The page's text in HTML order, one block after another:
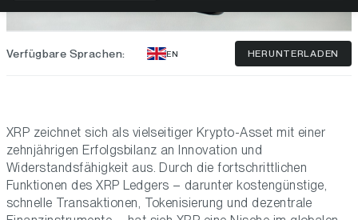
Verfügbare Sprachen: EN HERUNTERLADEN
XRP zeichnet sich als vielseitiger Krypto-Asset mit einer
zehnjährigen Erfolgsbilanz an Innovation und
Widerstandsfähigkeit aus. Durch die fortschrittlichen
Funktionen des XRP Ledgers – darunter kostengünstige,
schnelle Transaktionen, Tokenisierung und dezentrale